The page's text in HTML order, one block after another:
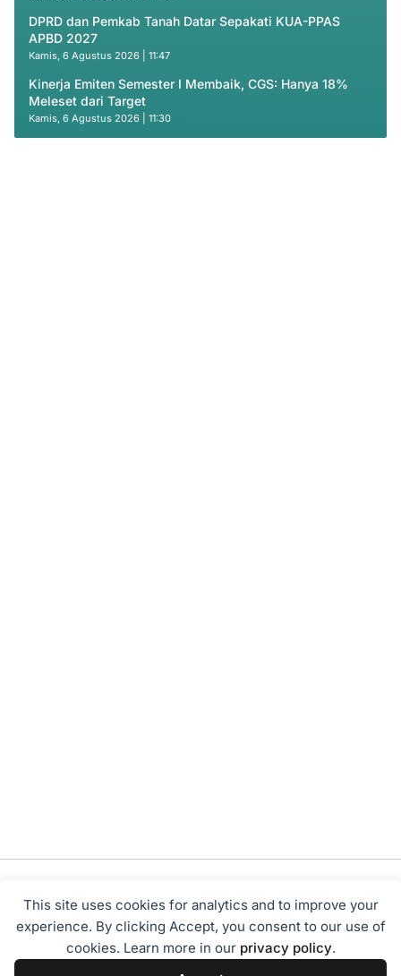
This site uses cookies for analytics and to improve your
experience. By clicking Accept, you consent to our use of
cookies. Learn more in our privacy policy.
DPRD dan Pemkab Tanah Datar Sepakati KUA-PPAS
APBD 2027
Kamis, 6 Agustus 2026 | 11:47
Kinerja Emiten Semester I Membaik, CGS: Hanya 18%
Meleset dari Target
Kamis, 6 Agustus 2026 | 11:30
Tentang Kami Redaksi Disclaimer
Privacy Policy